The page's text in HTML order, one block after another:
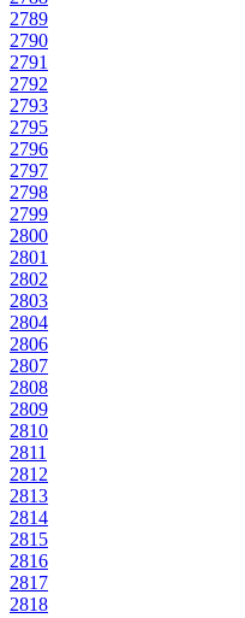
2789
2790
2791
2792
2793
2795
2796
2797
2798
2799
2800
2801
2802
2803
2804
2806
2807
2808
2809
2810
2811
2812
2813
2814
2815
2816
2817
2818